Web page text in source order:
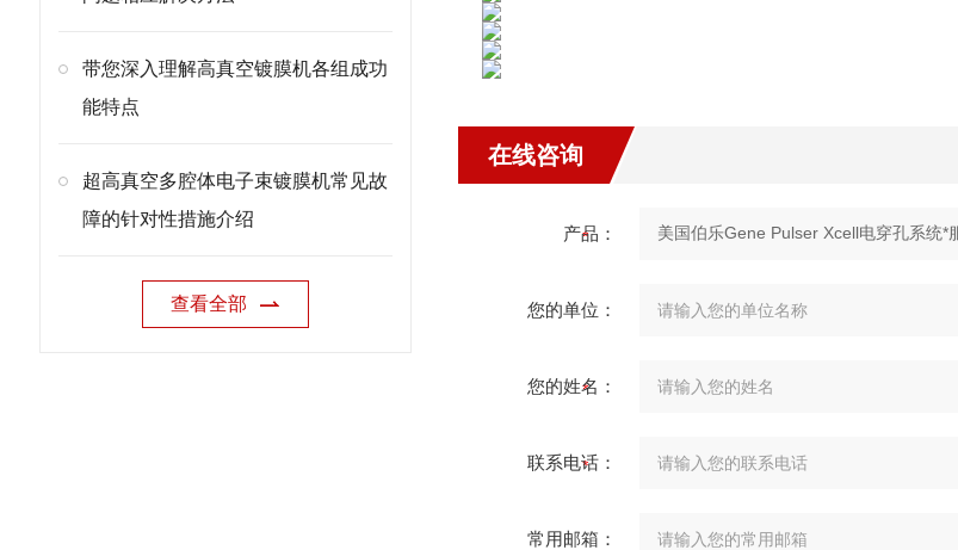
带您深入理解高真空镀膜机各组成功
能特点
超高真空多腔体电子束镀膜机常见故
障的针对性措施介绍
查看全部
在线咨询
产品：
您的单位：
您的姓名：
联系电话：
常用邮箱：